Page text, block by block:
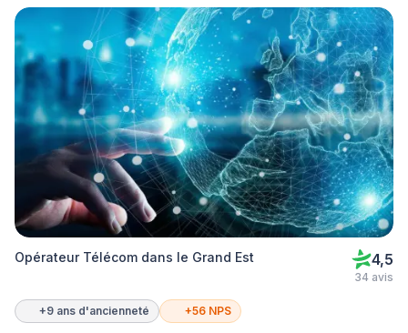
Opérateur Télécom dans le Grand Est 4,5
34 avis
+9 ans d'ancienneté +56 NPS